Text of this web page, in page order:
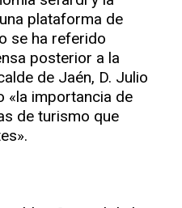
plataforma de
se ha referido
posterior a la
de Jaén, D. Julio
«la importancia de
de turismo que